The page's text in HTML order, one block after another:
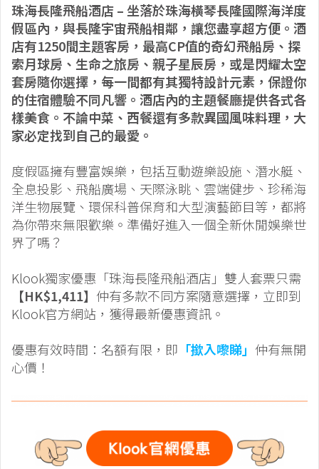
珠海長隆飛船酒店 – 坐落於珠海橫琴長隆國際海洋度
假區內，與長隆宇宙飛船相鄰，讓您盡享超方便。酒
店有1250間主題客房，最高CP值的奇幻飛船房、探
索月球房、生命之旅房、親子星辰房，或是閃耀太空
套房隨你選擇，每一間都有其獨特設計元素，保證你
的住宿體驗不同凡響。酒店內的主題餐廳提供各式各
樣美食。不論中菜、西餐還有多款異國風味料理，大
家必定找到自己的最愛。
度假區擁有豐富娛樂，包括互動遊樂設施、潛水艇、
全息投影、飛船廣場、天際泳眺、雲端健步、珍稀海
洋生物展覽、環保科普保育和大型演藝節目等，都將
為你帶來無限歡樂。準備好進入一個全新休閒娛樂世
界了嗎？
Klook獨家優惠「珠海長隆飛船酒店」雙人套票只需
【HK$1,411】 仲有多款不同方案隨意選擇，立即到
Klook官方網站，獲得最新優惠資訊。
優惠有效時間：名額有限，即 「撳入嚟睇」 仲有無開
心價！